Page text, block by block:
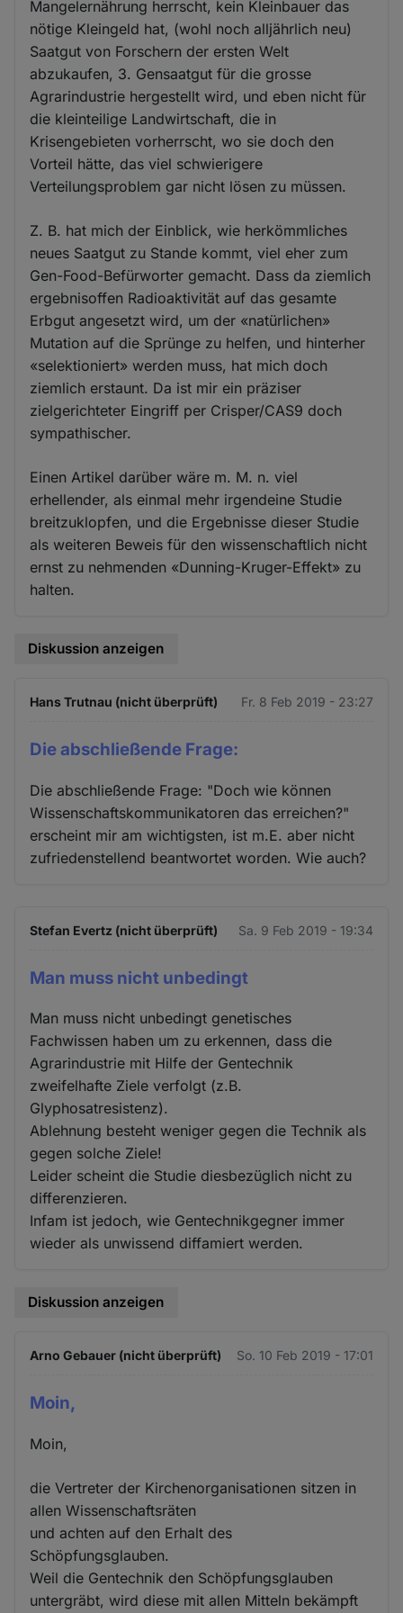
Mangelernährung herrscht, kein Kleinbauer das
nötige Kleingeld hat, (wohl noch alljährlich neu)
Saatgut von Forschern der ersten Welt
abzukaufen, 3. Gensaatgut für die grosse
Agrarindustrie hergestellt wird, und eben nicht für
die kleinteilige Landwirtschaft, die in
Krisengebieten vorherrscht, wo sie doch den
Vorteil hätte, das viel schwierigere
Verteilungsproblem gar nicht lösen zu müssen.
Z. B. hat mich der Einblick, wie herkömmliches
neues Saatgut zu Stande kommt, viel eher zum
Gen-Food-Befürworter gemacht. Dass da ziemlich
ergebnisoffen Radioaktivität auf das gesamte
Erbgut angesetzt wird, um der «natürlichen»
Mutation auf die Sprünge zu helfen, und hinterher
«selektioniert» werden muss, hat mich doch
ziemlich erstaunt. Da ist mir ein präziser
zielgerichteter Eingriff per Crisper/CAS9 doch
sympathischer.
Einen Artikel darüber wäre m. M. n. viel
erhellender, als einmal mehr irgendeine Studie
breitzuklopfen, und die Ergebnisse dieser Studie
als weiteren Beweis für den wissenschaftlich nicht
ernst zu nehmenden «Dunning-Kruger-Effekt» zu
halten.
Diskussion anzeigen
Hans Trutnau (nicht überprüft) Fr. 8 Feb 2019 - 23:27
Die abschließende Frage:
Die abschließende Frage: "Doch wie können
Wissenschaftskommunikatoren das erreichen?"
erscheint mir am wichtigsten, ist m.E. aber nicht
zufriedenstellend beantwortet worden. Wie auch?
Stefan Evertz (nicht überprüft) Sa. 9 Feb 2019 - 19:34
Man muss nicht unbedingt
Man muss nicht unbedingt genetisches
Fachwissen haben um zu erkennen, dass die
Agrarindustrie mit Hilfe der Gentechnik
zweifelhafte Ziele verfolgt (z.B.
Glyphosatresistenz).
Ablehnung besteht weniger gegen die Technik als
gegen solche Ziele!
Leider scheint die Studie diesbezüglich nicht zu
differenzieren.
Infam ist jedoch, wie Gentechnikgegner immer
wieder als unwissend diffamiert werden.
Diskussion anzeigen
Arno Gebauer (nicht überprüft) So. 10 Feb 2019 - 17:01
Moin,
Moin,
die Vertreter der Kirchenorganisationen sitzen in
allen Wissenschaftsräten
und achten auf den Erhalt des
Schöpfungsglauben.
Weil die Gentechnik den Schöpfungsglauben
untergräbt, wird diese mit allen Mitteln bekämpft